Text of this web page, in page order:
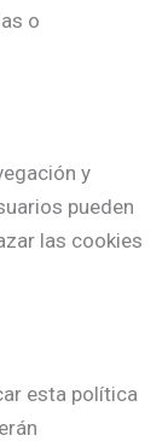
o
y
pueden
las cookies
esta política